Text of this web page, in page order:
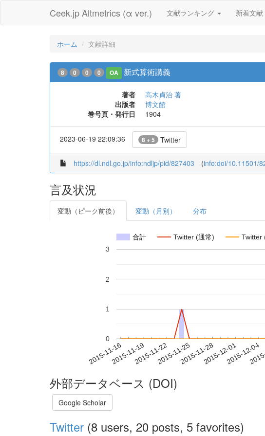
Ceek.jp Altmetrics (α ver.) 文献ランキング 新着文献
ホーム 文献詳細
8 0 0 0 OA 新式算術講義
著者
高木貞治 著
出版者
博文館
巻号頁・発行日
1904
2023-06-19 22:09:36 8 + 5 Twitter
https://dl.ndl.go.jp/info:ndljp/pid/827403 (info:doi/10.11501/
言及状況
変動（ピーク前後） 変動（月別） 分布
合計 Twitter (通常) Twitter
2015-11-162015-11-192015-11-222015-11-252015-11-282015-12-012015-12-04
0
1
2
3
外部データベース (DOI)
Google Scholar
Twitter (8 users, 20 posts, 5 favorites)